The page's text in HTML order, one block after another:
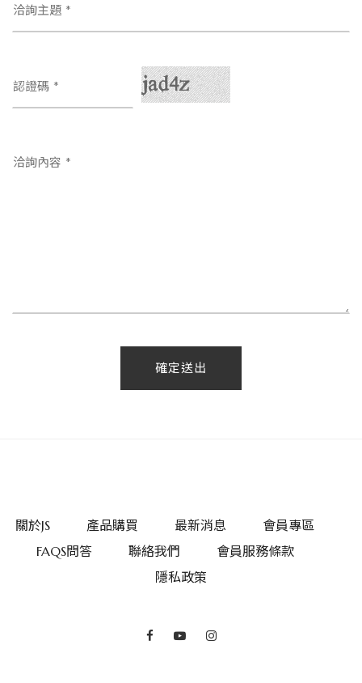
確定送出
關於JS 產品購買 最新消息
會員專區
FAQS問答
聯絡我們
會員服務條款
隱私政策